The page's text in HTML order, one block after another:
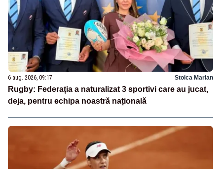
6 aug. 2026, 09:17 Stoica Marian
Rugby: Federația a naturalizat 3 sportivi care au jucat,
deja, pentru echipa noastră națională